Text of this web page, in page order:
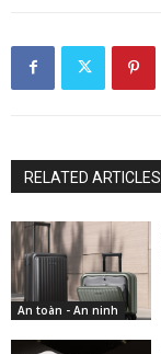
RELATED ARTICLES
An toàn - An ninh